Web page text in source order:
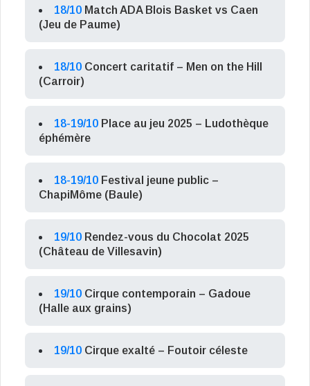
18/10 Match ADA Blois Basket vs Caen
(Jeu de Paume)
18/10 Concert caritatif – Men on the Hill
(Carroir)
18-19/10 Place au jeu 2025 – Ludothèque
éphémère
18-19/10 Festival jeune public –
ChapiMôme (Baule)
19/10 Rendez-vous du Chocolat 2025
(Château de Villesavin)
19/10 Cirque contemporain – Gadoue
(Halle aux grains)
19/10 Cirque exalté – Foutoir céleste